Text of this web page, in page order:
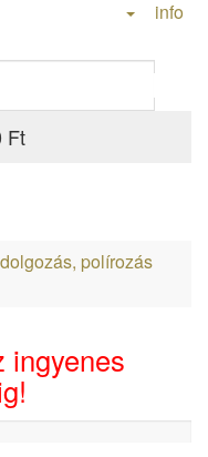
info
Ft
polírozás
ingyenes